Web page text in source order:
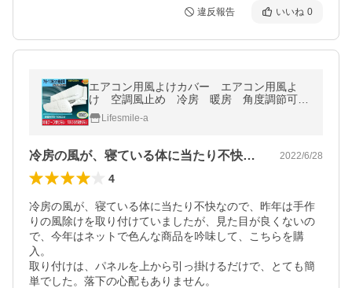
違反報告 いいね 0
エアコン用風よけカバー エアコン用風よ
け 空調風止め 冷房 暖房 角度調節可
能 クーラー風止め 直撃風止め テープ不
要 作業用具不要 取り付け簡単
Lifesmile-a
冷房の風が、寝ている体に当たり不快なの… 2022/6/28
4
冷房の風が、寝ている体に当たり不快なので、昨年は手作
りの風除けを取り付けていましたが、見た目が良くないの
で、今年はネットで色んな商品を吟味して、こちらを購
入。
取り付けは、パネルを上から引っ掛けるだけで、とても簡
単でした。落下の心配もありません。